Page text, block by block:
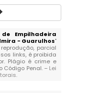
Empilhadeira
- Guarulhos"
parcial
links, é proibida
Plágio é crime e
Código Penal. – Lei
.